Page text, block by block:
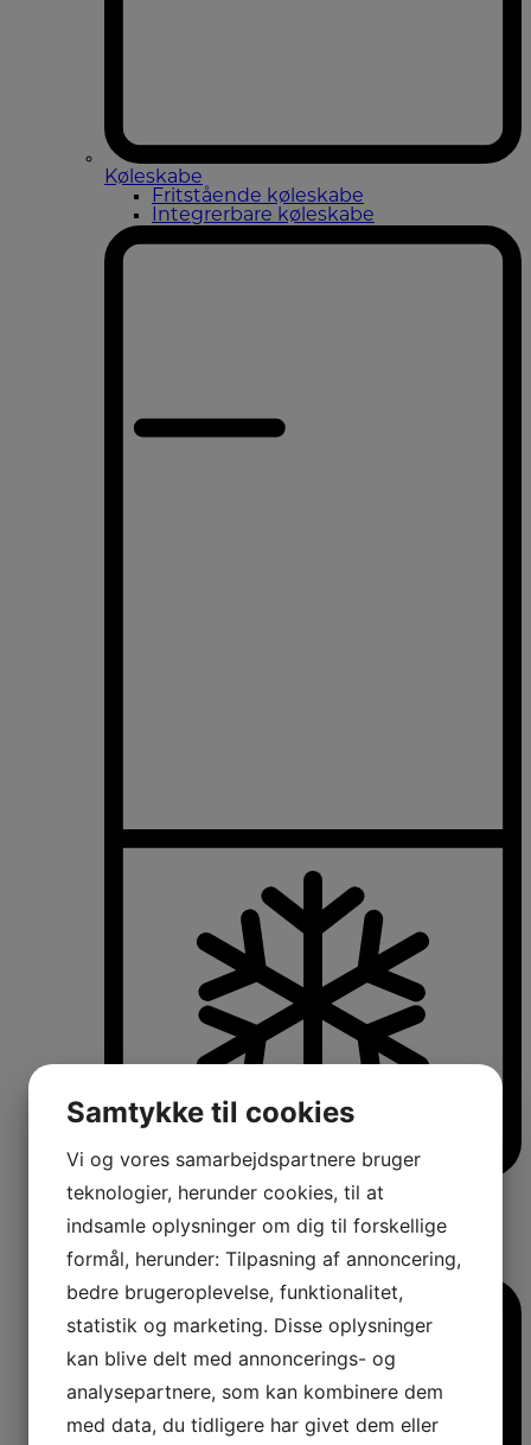
Køleskabe
Fritstående køleskabe
Integrerbare køleskabe
Køle-/fryseskabe
Integrerbare køle-/fryseskabe
Køleskabe med fryseboks
Amerikanerkøleskabe
Samtykke til cookies
Vi og vores samarbejdspartnere bruger
teknologier, herunder cookies, til at
indsamle oplysninger om dig til forskellige
formål, herunder: Tilpasning af annoncering,
bedre brugeroplevelse, funktionalitet,
statistik og marketing. Disse oplysninger
kan blive delt med annoncerings- og
analysepartnere, som kan kombinere dem
med data, du tidligere har givet dem eller